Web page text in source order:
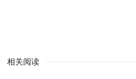
相关阅读